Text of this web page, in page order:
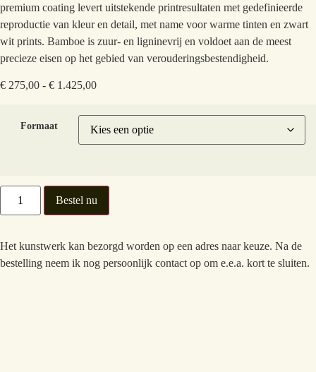
premium coating levert uitstekende printresultaten met gedefinieerde
reproductie van kleur en detail, met name voor warme tinten en zwart
wit prints. Bamboe is zuur- en ligninevrij en voldoet aan de meest
precieze eisen op het gebied van verouderingsbestendigheid.
€ 275,00 - € 1.425,00
Formaat
Bestel nu
Het kunstwerk kan bezorgd worden op een adres naar keuze. Na de
bestelling neem ik nog persoonlijk contact op om e.e.a. kort te sluiten.